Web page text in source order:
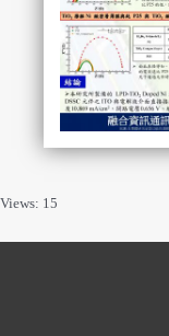
Views: 15